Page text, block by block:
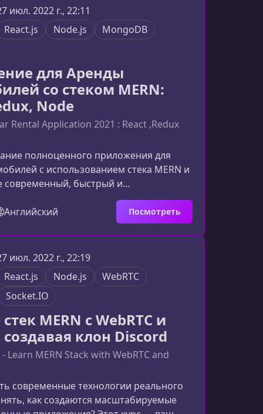
между клиентом и сервером.Что
ходе курсаВы разработаете
полностью рабочее Node.js
июл. 2022 г., 22:11
React.js Node.js
MongoDB
для Аренды
со стеком MERN:
Node
Rental Application 2021 : React ,Redux
полноценного приложения для
с использованием стека MERN и
современный, быстрый и
сервис. Этот курс поможет вам
реального проекта, научит
и серверной частью в единой
и уверенно применять React,
и MongoDB в продакшене.Что
собой приложение для аренды
MERNНа протяжении курса вы
Английский Посмотреть
июл. 2022 г., 22:19
React.js Node.js
WebRTC
Socket.IO
MERN с WebRTC и
создавая клон Discord
Learn MERN Stack with WebRTC and
современные технологии реального
как создаются масштабируемые